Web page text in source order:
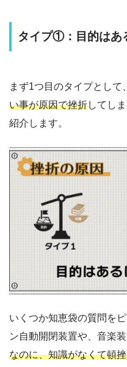
タイプ①：目的はあ
まず1つ目のタイプとして
い事が原因で挫折してし
紹介します。
いくつか知恵袋の質問を
ン自動開閉装置や、音楽
なのに、知識がなくて頓